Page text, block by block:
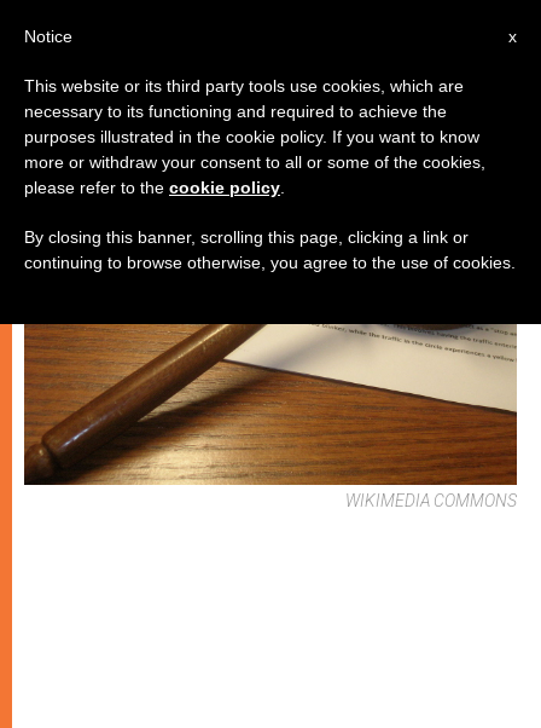
CHIESE LOCALI
WIKIMEDIA COMMONS
x
Notice
This website or its third party tools use cookies, which are
necessary to its functioning and required to achieve the
purposes illustrated in the cookie policy. If you want to know
more or withdraw your consent to all or some of the cookies,
please refer to the cookie policy
By closing this banner, scrolling this page, clicking a link or
continuing to browse otherwise, you agree to the use of cookies.